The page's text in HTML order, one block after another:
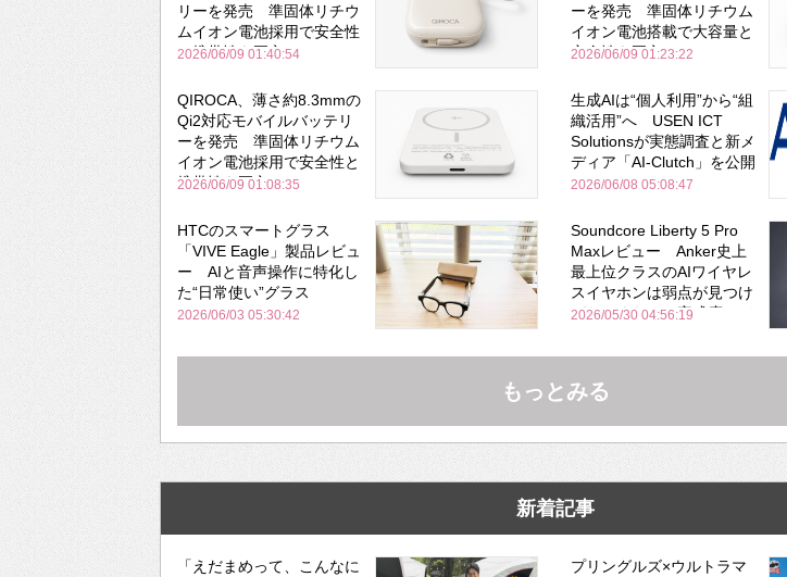
リーを発売 準固体リチウ
ムイオン電池採用で安全性
と携帯性を両立
2026/06/09 01:40:54
ーを発売 準固体リチウム
イオン電池搭載で大容量と
安全性を両立
2026/06/09 01:23:22
QIROCA、薄さ約8.3mmの
Qi2対応モバイルバッテリ
ーを発売 準固体リチウム
イオン電池採用で安全性と
携帯性を両立
2026/06/09 01:08:35
生成AIは“個人利用”から“組
織活用”へ USEN ICT
Solutionsが実態調査と新メ
ディア「AI-Clutch」を公開
2026/06/08 05:08:47
HTCのスマートグラス
「VIVE Eagle」製品レビュ
ー AIと音声操作に特化し
た“日常使い”グラス
2026/06/03 05:30:42
Soundcore Liberty 5 Pro
Maxレビュー Anker史上
最上位クラスのAIワイヤレ
スイヤホンは弱点が見つけ
づらいくらいの完成度にび
Bose並み
2026/05/30 04:56:19
もっとみる
新着記事
「えだまめって、こんなに
プリングルズ×ウルトラマ